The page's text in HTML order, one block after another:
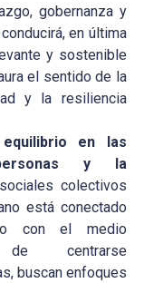
gobernanza y
en última
y sostenible
el sentido de la
y la resiliencia
en las
y la
colectivos
está conectado
con el medio
centrarse
buscan enfoques